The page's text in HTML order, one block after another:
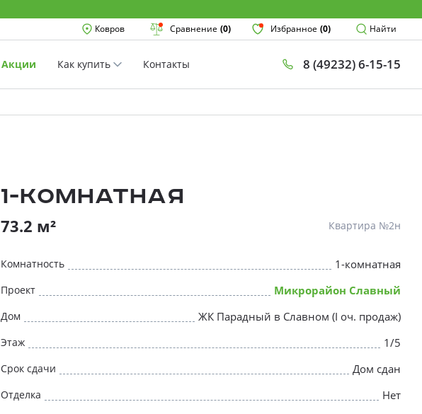
Ковров Сравнение (0) Избранное (0) Найти
Акции Как купить Контакты 8 (49232) 6-15-15
×
Поиск
1-комнатная
73.2 м² Квартира №2н
Комнатность 1-комнатная
Проект Микрорайон Славный
Дом ЖК Парадный в Славном (I оч. продаж)
Этаж 1/5
Срок сдачи Дом сдан
Отделка Нет
* Скидки предоставляются в